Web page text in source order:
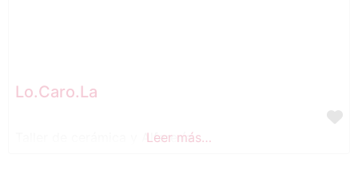
Lo.Caro.La
Taller de cerámica y Alfarería
Leer más…